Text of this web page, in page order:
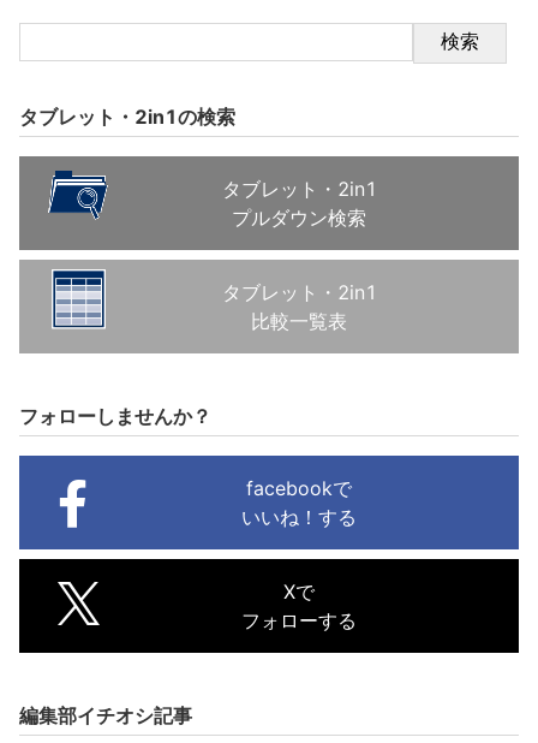
検索
タブレット・2in1の検索
タブレット・2in1
プルダウン検索
タブレット・2in1
比較一覧表
フォローしませんか？
facebookで
いいね！する
Xで
フォローする
編集部イチオシ記事